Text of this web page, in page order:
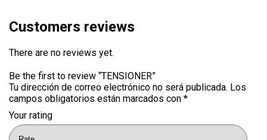
Customers reviews
There are no reviews yet.
Be the first to review “TENSIONER”
Tu dirección de correo electrónico no será publicada. Los
campos obligatorios están marcados con *
Your rating